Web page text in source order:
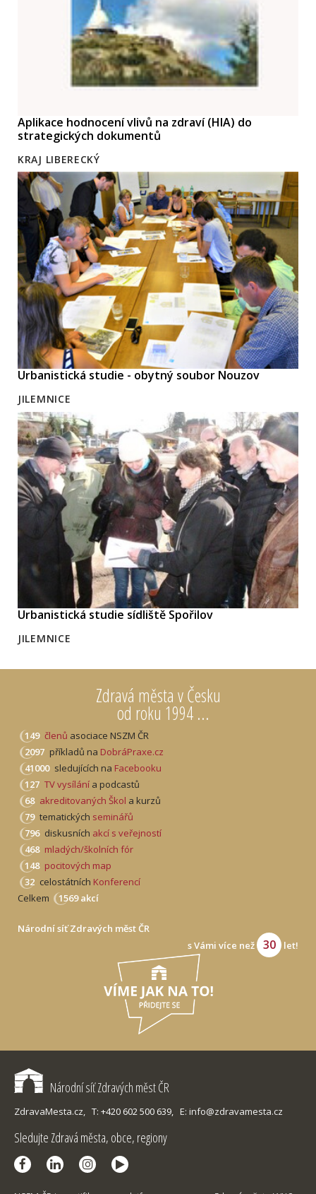
Zdravá města v Česku
od roku 1994 ...
149 členů asociace NSZM ČR
2097 příkladů na DobráPraxe.cz
41000 sledujících na Facebooku
127 TV vysílání a podcastů
68 akreditovaných Škol a kurzů
79 tematických seminářů
796 diskusních akcí s veřejností
468 mladých/školních fór
148 pocitových map
32 celostátních Konferencí
Celkem
1569 akcí
Národní síť Zdravých měst ČR
s Vámi více než
30 let!
Aplikace hodnocení vlivů na zdraví (HIA) do
strategických dokumentů
KRAJ LIBERECKÝ
Urbanistická studie - obytný soubor Nouzov
JILEMNICE
Urbanistická studie sídliště Spořilov
JILEMNICE
Národní síť Zdravých měst ČR
ZdravaMesta.cz, T: +420 602 500 639, E: info@zdravamesta.cz
Sledujte Zdravá města, obce, regiony